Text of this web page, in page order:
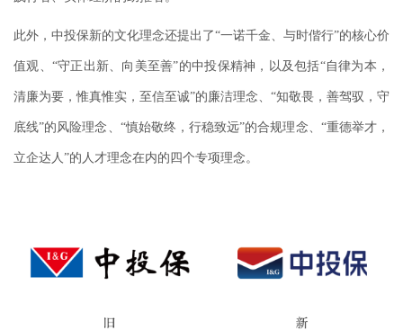
此外，中投保新的文化理念还提出了“一诺千金、与时偕行”的核心价
值观、“守正出新、向美至善”的中投保精神，以及包括“自律为本，
清廉为要，惟真惟实，至信至诚”的廉洁理念、“知敬畏，善驾驭，守
底线”的风险理念、“慎始敬终，行稳致远”的合规理念、“重德举才，
立企达人”的人才理念在内的四个专项理念。